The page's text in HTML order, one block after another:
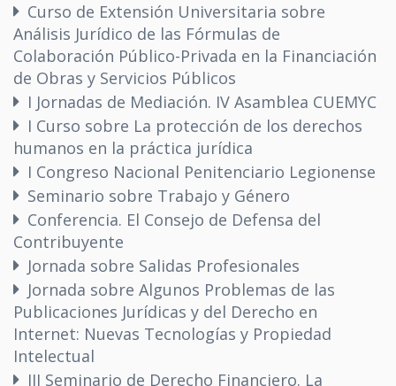
Curso de Extensión Universitaria sobre
Análisis Jurídico de las Fórmulas de
Colaboración Público-Privada en la Financiación
de Obras y Servicios Públicos
I Jornadas de Mediación. IV Asamblea CUEMYC
I Curso sobre La protección de los derechos
humanos en la práctica jurídica
I Congreso Nacional Penitenciario Legionense
Seminario sobre Trabajo y Género
Conferencia. El Consejo de Defensa del
Contribuyente
Jornada sobre Salidas Profesionales
Jornada sobre Algunos Problemas de las
Publicaciones Jurídicas y del Derecho en
Internet: Nuevas Tecnologías y Propiedad
Intelectual
III Seminario de Derecho Financiero. La